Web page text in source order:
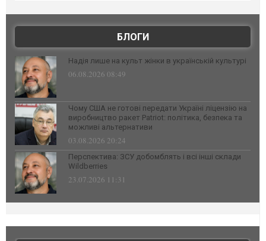
БЛОГИ
Надія лише на культ жінки в українській культурі
06.08.2026 08:49
Чому США не готові передати Україні ліцензію на
виробництво ракет Patriot: політика, безпека та
можливі альтернативи
03.08.2026 20:24
Перспектива: ЗСУ добомблять і всі інші склади
Wildberries
23.07.2026 11:31